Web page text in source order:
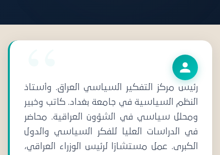
رئيس مركز التفكير السياسي العراق. وأستاذ
النظم السياسية في جامعة بغداد. كاتب وخبير
ومحلل سياسي في الشؤون العراقية. محاضر
في الدراسات العليا للفكر السياسي والدول
الكبرى. عمل مستشارًا لرئيس الوزراء العراقي،